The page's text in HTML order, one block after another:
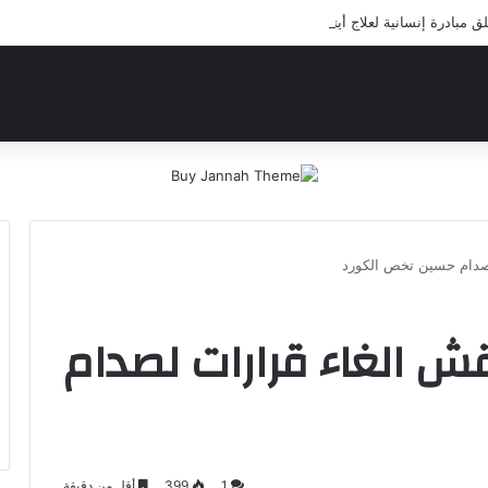
إنسانية لعلاج أيتام مدرسة كافل اليتيم
لصدام حسين تخص الكورد
الغاء قرارات لصدام